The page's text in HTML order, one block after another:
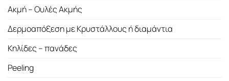
Ακμή – Ουλές Ακμής
Δερμοαπόξεση με Κρυστάλλους ή διαμάντια
Κηλίδες – πανάδες
Peeling